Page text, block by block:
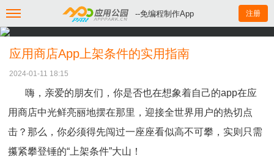
--免编程制作App 注册
应用商店App上架条件的实用指南
2024-01-11 18:15
嗨，亲爱的朋友们，你是否也在想象着自己的app在应
用商店中光鲜亮丽地摆在那里，迎接全世界用户的热切点
击？那么，你必须得先闯过一座座看似高不可攀，实则只需
攥紧攀登锤的“上架条件”大山！